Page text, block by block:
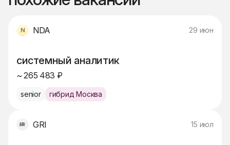
NDA 29 июн
системный аналитик
~ 265 483 ₽
senior гибрид Москва
GRI 15 июл